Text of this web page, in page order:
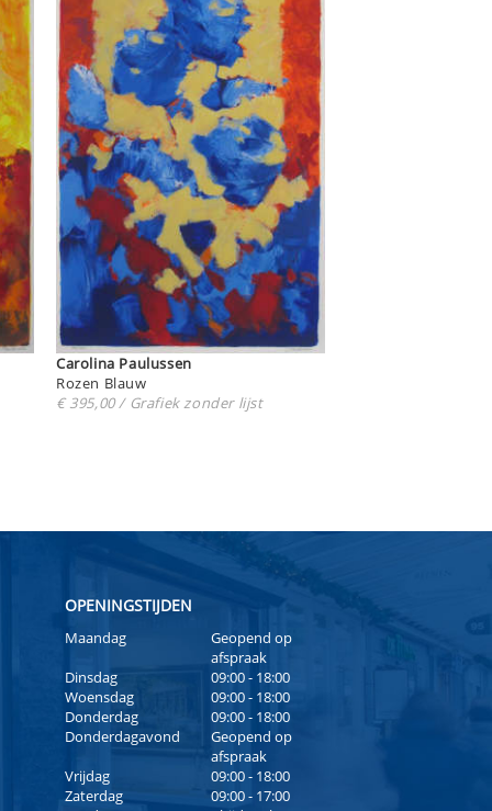
Carolina Paulussen
Rozen Blauw
€ 395,00 / Grafiek zonder lijst
OPENINGSTIJDEN
Maandag
Geopend op
afspraak
Dinsdag
09:00 - 18:00
Woensdag
09:00 - 18:00
Donderdag
09:00 - 18:00
Donderdagavond
Geopend op
afspraak
Vrijdag
09:00 - 18:00
Zaterdag
09:00 - 17:00